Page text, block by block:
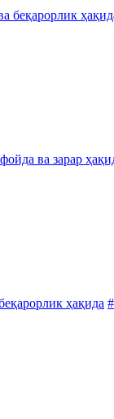
беқарорлик
ва зарар
ҳақида